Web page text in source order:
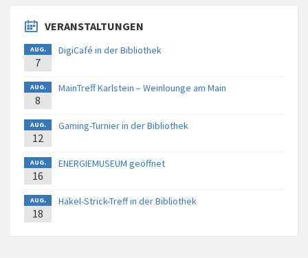
VERANSTALTUNGEN
AUG.
7
DigiCafé in der Bibliothek
AUG.
8
MainTreff Karlstein – Weinlounge am Main
AUG.
12
Gaming-Turnier in der Bibliothek
AUG.
16
ENERGIEMUSEUM geöffnet
AUG.
18
Häkel-Strick-Treff in der Bibliothek